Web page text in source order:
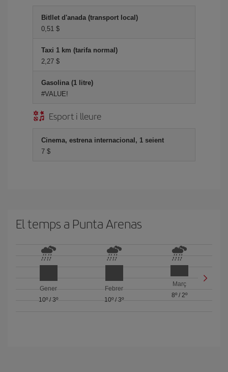
Bitllet d'anada (transport local)
0,51 $
Taxi 1 km (tarifa normal)
2,27 $
Gasolina (1 litre)
#VALUE!
Esport i lleure
Cinema, estrena internacional, 1 seient
7 $
El temps a Punta Arenas
Gener
10º /3º
Febrer
10º / 3º
Març
8º /2º